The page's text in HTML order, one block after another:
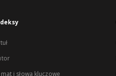
i słowa kluczowe